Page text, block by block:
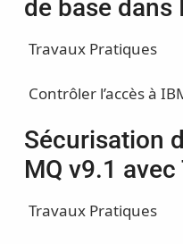
de base dans
Travaux Pratiques
Contrôler l’accès à
Sécurisation
MQ v9.1 avec
Travaux Pratiques